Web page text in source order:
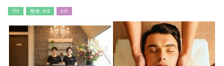
ﾘﾗｸ 整体･ｶｲﾛ ｴｽﾃ